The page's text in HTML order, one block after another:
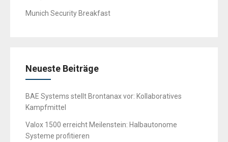
Munich Security Breakfast
Neueste Beiträge
BAE Systems stellt Brontanax vor: Kollaboratives
Kampfmittel
Valox 1500 erreicht Meilenstein: Halbautonome
Systeme profitieren